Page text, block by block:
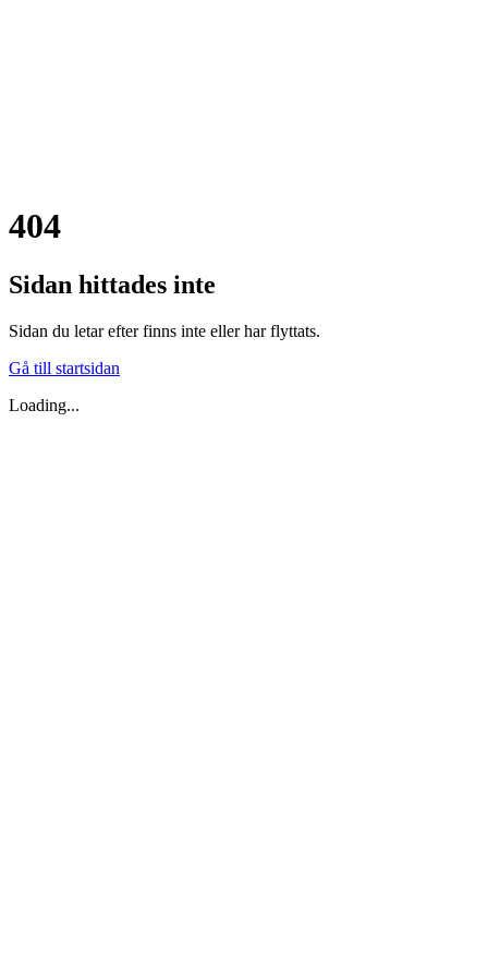
404
Sidan hittades inte
Sidan du letar efter finns inte eller har flyttats.
Gå till startsidan
Loading...